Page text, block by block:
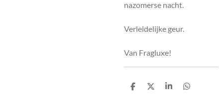
nazomerse nacht.
Verleidelijke geur.
Van Fragluxe!
D
D
S
D